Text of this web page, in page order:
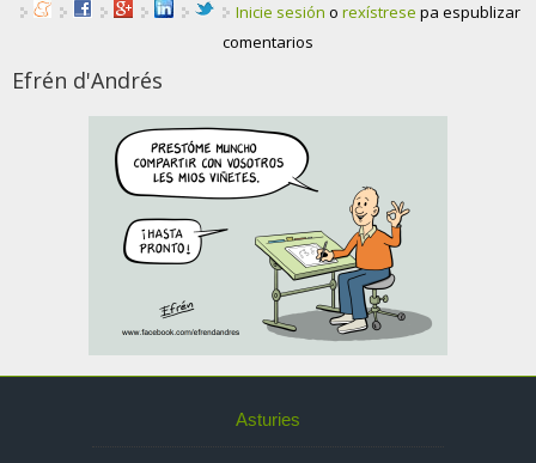
Inicie sesión o rexístrese pa espublizar
comentarios
Efrén d'Andrés
Asturies